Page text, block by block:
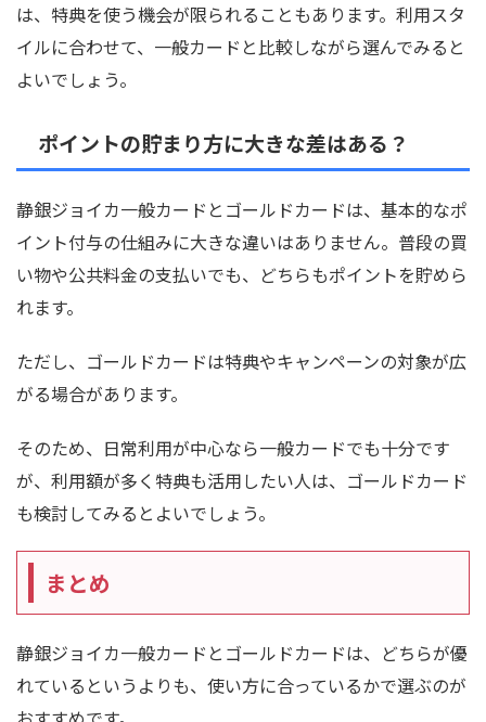
は、特典を使う機会が限られることもあります。利用スタ
イルに合わせて、一般カードと比較しながら選んでみると
よいでしょう。
ポイントの貯まり方に大きな差はある？
静銀ジョイカ一般カードとゴールドカードは、基本的なポ
イント付与の仕組みに大きな違いはありません。普段の買
い物や公共料金の支払いでも、どちらもポイントを貯めら
れます。
ただし、ゴールドカードは特典やキャンペーンの対象が広
がる場合があります。
そのため、日常利用が中心なら一般カードでも十分です
が、利用額が多く特典も活用したい人は、ゴールドカード
も検討してみるとよいでしょう。
まとめ
静銀ジョイカ一般カードとゴールドカードは、どちらが優
れているというよりも、使い方に合っているかで選ぶのが